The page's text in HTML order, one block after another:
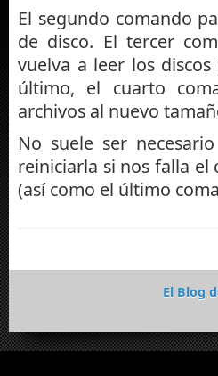
El segundo comando
de disco. El tercer
vuelva a leer los
último, el cuarto
archivos al nuevo
No suele ser
reiniciarla si nos falla el
(así como el último
El Blog